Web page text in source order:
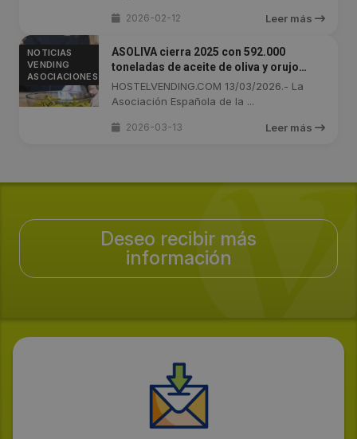
2026-02-12 Leer más
NOTICIAS
VENDING
ASOCIACIONES
ASOLIVA cierra 2025 con 592.000
toneladas de aceite de oliva y orujo
exportadas
HOSTELVENDING.COM 13/03/2026.- La
Asociación Española de la ...
2026-03-13 Leer más
Deseo recibir más
información